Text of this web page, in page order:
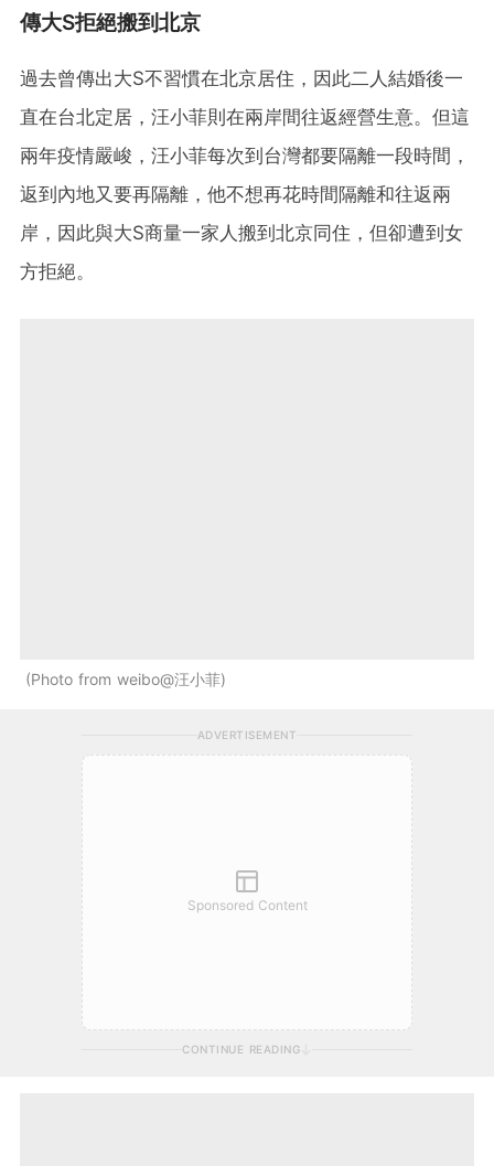
傳大S拒絕搬到北京
過去曾傳出大S不習慣在北京居住，因此二人結婚後一
直在台北定居，汪小菲則在兩岸間往返經營生意。但這
兩年疫情嚴峻，汪小菲每次到台灣都要隔離一段時間，
返到內地又要再隔離，他不想再花時間隔離和往返兩
岸，因此與大S商量一家人搬到北京同住，但卻遭到女
方拒絕。
Photo from weibo@汪小菲
ADVERTISEMENT
Sponsored Content
CONTINUE READING